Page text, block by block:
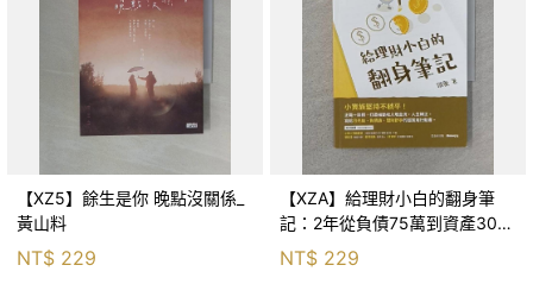
【XZ5】餘生是你 晚點沒關係_
黃山料
NT$ 229
【XZA】給理財小白的翻身筆
記：2年從負債75萬到資產300
萬，ETF讓我走在財務自由路上_
鐵蛋
NT$ 229